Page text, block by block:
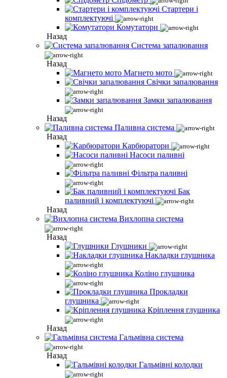
Стартери і
комплектуючі
Комутатори
Назад
Система запалювання
Назад
Магнето мото
Свічки запалювання
Замки запалювання
Назад
Паливна система
Назад
Карбюратори
Насоси паливні
Фільтра паливні
Бак
паливний і комплектуючі
Назад
Вихлопна система
Назад
Глушники
Накладки глушника
Коліно глушника
Прокладки
глушника
Кріплення глушника
Назад
Гальмівна система
Назад
Гальмівні колодки